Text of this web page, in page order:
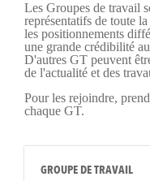
Les Groupes de travail
représentatifs de toute
les positionnements
une grande crédibilité
D'autres GT peuvent
de l'actualité et des
Pour les rejoindre,
chaque GT.
GROUPE DE TRAVAIL